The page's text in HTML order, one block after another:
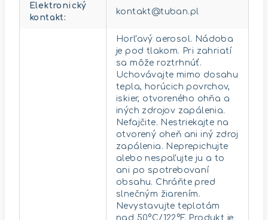
Elektronický
kontakt:
kontakt@tuban.pl
Horľavý aerosol. Nádoba
je pod tlakom. Pri zahriatí
sa môže roztrhnúť.
Uchovávajte mimo dosahu
tepla, horúcich povrchov,
iskier, otvoreného ohňa a
iných zdrojov zapálenia.
Nefajčite. Nestriekajte na
otvorený oheň ani iný zdroj
zapálenia. Neprepichujte
alebo nespaľujte ju a to
ani po spotrebovaní
obsahu. Chráňte pred
slnečným žiarením.
Nevystavujte teplotám
nad 50°C/122°F. Produkt je